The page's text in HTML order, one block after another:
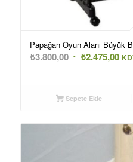
Papağan Oyun Alanı Büyük
₺3.800,00 Orijinal
₺2.475,00Şu
Sepete Ekle